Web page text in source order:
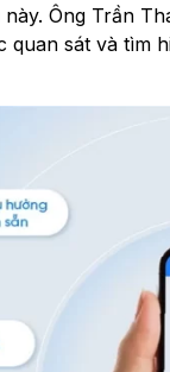
Ông Trần
quan sát và tìm